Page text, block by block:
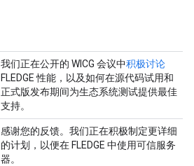
我们正在公开的 WICG 会议中积极讨论
FLEDGE 性能，以及如何在源代码试用和
正式版发布期间为生态系统测试提供最佳
支持。
感谢您的反馈。我们正在积极制定更详细
的计划，以便在 FLEDGE 中使用可信服务
器。